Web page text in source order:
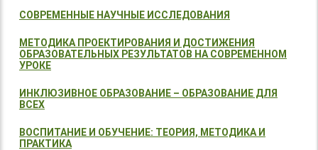
СОВРЕМЕННЫЕ НАУЧНЫЕ ИССЛЕДОВАНИЯ
МЕТОДИКА ПРОЕКТИРОВАНИЯ И ДОСТИЖЕНИЯ
ОБРАЗОВАТЕЛЬНЫХ РЕЗУЛЬТАТОВ НА СОВРЕМЕННОМ
УРОКЕ
ИНКЛЮЗИВНОЕ ОБРАЗОВАНИЕ – ОБРАЗОВАНИЕ ДЛЯ
ВСЕХ
ВОСПИТАНИЕ И ОБУЧЕНИЕ: ТЕОРИЯ, МЕТОДИКА И
ПРАКТИКА